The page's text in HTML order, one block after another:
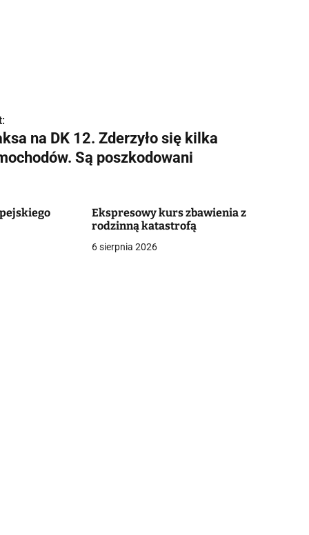
na DK 12. Zderzyło się kilka
Są poszkodowani
Ekspresowy kurs zbawienia z
rodzinną katastrofą
6 sierpnia 2026